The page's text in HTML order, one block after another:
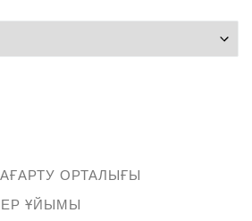
ОРТАЛЫҒЫ
ҰЙЫМЫ